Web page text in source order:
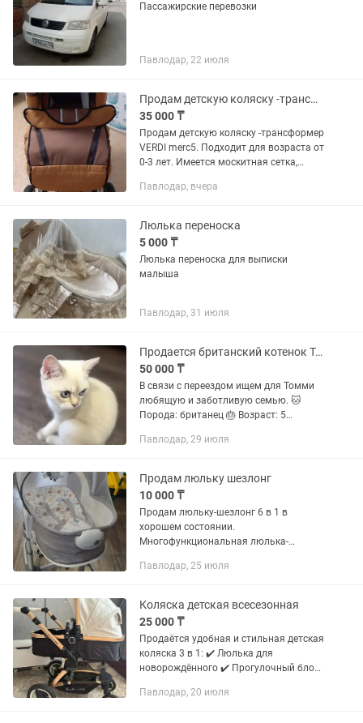
Пассажирские перевозки
Павлодар, 22 июля
Продам детскую коляску -трансформер
35 000 ₸
Продам детскую коляску -трансформер
VERDI merc5. Подходит для возраста от
0-3 лет. Имеется москитная сетка,
Коляска очень удобна для укачивания,
Павлодар, вчера
Люлька переноска
5 000 ₸
Люлька переноска для выписки
малыша
Павлодар, 31 июля
Продается британский котенок Томми
50 000 ₸
В связи с переездом ищем для Томми
любящую и заботливую семью. 🐱
Порода: британец 🎂 Возраст: 5
💙 Ласковый, умный и очень красивый
Павлодар, 29 июля
Продам люльку шезлонг
10 000 ₸
Продам люльку-шезлонг 6 в 1 в
хорошем состоянии.
Многофункциональная люлька-
маленьких детей, так и для детей
сидя,...
Павлодар, 25 июля
Коляска детская всесезонная
25 000 ₸
Продаётся удобная и стильная детская
коляска 3 в 1: ✔️ Люлька для
новорождённого ✔️ Прогулочный блок
Состояние: очень хорошее, всё чистое
Павлодар, 20 июля